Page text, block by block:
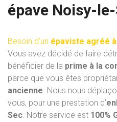
épave Noisy-
Besoin d’un épaviste agréé
Vous avez décidé de faire
bénéficier de la prime à la
parce que vous êtes
ancienne. Nous nous
vous, pour une prestation d’
Sec. Notre service est 100%